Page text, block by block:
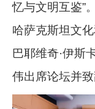
忆与文明互鉴”
哈萨克斯坦文
巴耶维奇·伊斯
伟出席论坛并致